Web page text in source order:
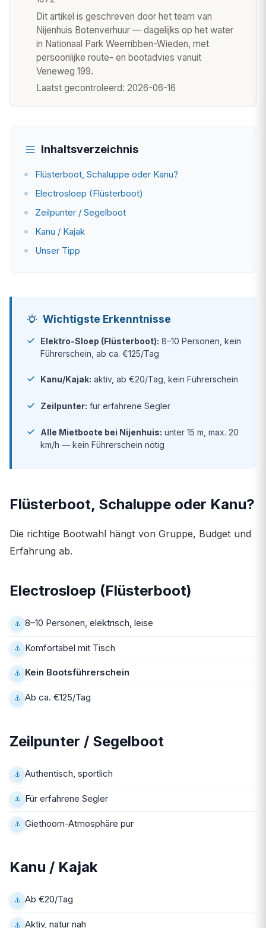
Dit artikel is geschreven door het team van
Nijenhuis Botenverhuur — dagelijks op het water
in Nationaal Park Weerribben-Wieden, met
persoonlijke route- en bootadvies vanuit
Veneweg 199.
Laatst gecontroleerd: 2026-06-16
Inhaltsverzeichnis
Flüsterboot, Schaluppe oder Kanu?
Electrosloep (Flüsterboot)
Zeilpunter / Segelboot
Kanu / Kajak
Unser Tipp
Wichtigste Erkenntnisse
Elektro-Sloep (Flüsterboot): 8–10 Personen, kein
Führerschein, ab ca. €125/Tag
Kanu/Kajak: aktiv, ab €20/Tag, kein Führerschein
Zeilpunter: für erfahrene Segler
Alle Mietboote bei Nijenhuis: unter 15 m, max. 20
km/h — kein Führerschein nötig
Flüsterboot, Schaluppe oder Kanu?
Die richtige Bootwahl hängt von Gruppe, Budget und
Erfahrung ab.
Electrosloep (Flüsterboot)
8–10 Personen, elektrisch, leise
Komfortabel mit Tisch
Kein Bootsführerschein
Ab ca. €125/Tag
Zeilpunter / Segelboot
Authentisch, sportlich
Für erfahrene Segler
Giethoorn-Atmosphäre pur
Kanu / Kajak
Ab €20/Tag
Aktiv, natur nah